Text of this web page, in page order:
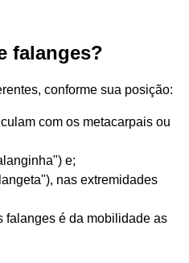
falanges?
conforme sua posição:
com os metacarpais ou
e;
nas extremidades
falanges é da mobilidade as